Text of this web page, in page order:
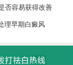
否容易获得改善
理早期白癜风